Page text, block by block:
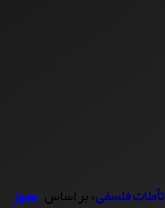
تأملات فلسفی» بر اساس مجوز